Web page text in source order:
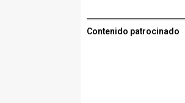
Contenido patrocinado